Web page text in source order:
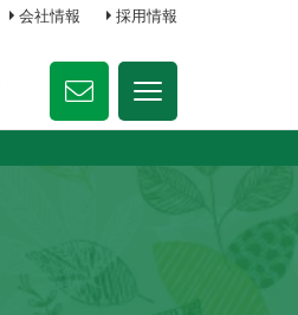
会社情報 採用情報